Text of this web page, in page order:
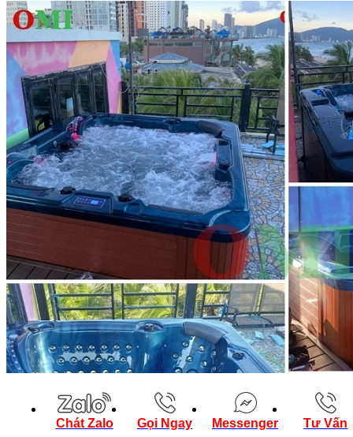
Chát Zalo Gọi Ngay Messenger Tư Vấn